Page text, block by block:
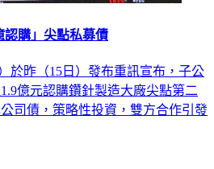
認購」尖點私募債
於昨（15日）發布重訊宣布，子公
億元認購鑽針製造大廠尖點第二
司債，策略性投資，雙方合作引發